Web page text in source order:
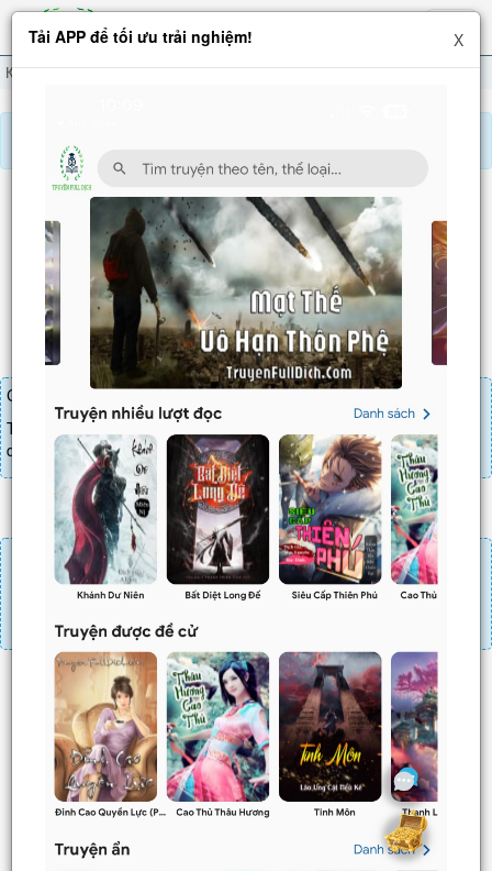
Hiện
menu
Kiếm Đạo Đệ Nhất Tiên Chương 188
KIẾM ĐẠO ĐỆ NHẤT TIÊN
Chương 188: Phi nguyệt song đao (1)
Chương truyện cần 20 LT để mua.
Truyện mua lẻ thì cứ Giá chương x Số chương, mua combo thì đến
danh sách combo tìm giá
Đăng nhập Nạp linh thạch
Mua 4 chương chỉ có tác dụng tiết kiệm thời gian.
Mua 4 chương thì 3 chương sau sẽ không phải ấn mua.
Ví dụ bạn đang ở chương 100 và mua 4 chương thìchương
101,102,103 sẽ không phải ấn mua.
Sau
Tải APP để tối ưu trải nghiệm! X